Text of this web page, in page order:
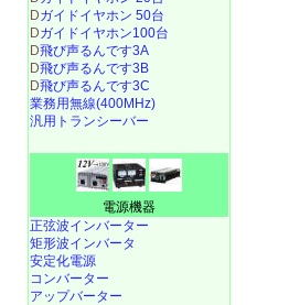
Dガイドイヤホン 50台
Dガイドイヤホン100台
D飛び声るんです3A
D飛び声るんです3B
D飛び声るんです3C
業務用無線(400MHz)
汎用トランシーバー
電源機器
正弦波インバーター
矩形波インバータ
安定化電源
コンバーター
アップバーター